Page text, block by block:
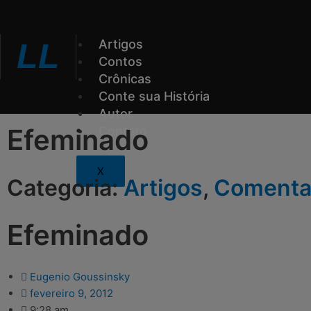
conteúdo
LL
Artigos
Contos
Crônicas
Conte sua História
Autor
Contato
X
Efeminado
Categoria:Artigos,
Efeminado
Eugenio Goussinsky
fevereiro 9, 2012